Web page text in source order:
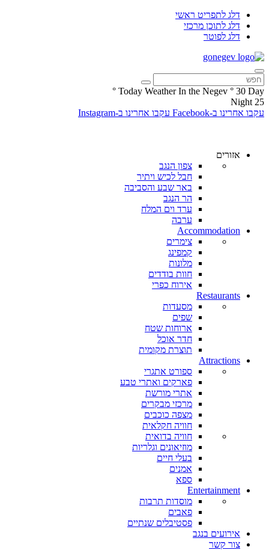
דלג לתפריט ראשי
דלג לתוכן מרכזי
דלג לפוטר
Today Weather In the Negev ° 30 Day
°
25
Night
עקבו אחרינו ב-Facebook
עקבו אחרינו ב-Instagram
אזורים
צפון הנגב
חבל לכיש ויתיר
באר שבע והסביבה
הר הנגב
ערד וים המלח
ערבה
Accommodation
צימרים
קמפינג
מלונות
חוות בודדים
אירוח כפרי
Restaurants
מסעדות
שפים
ארוחות שטח
חדר אוכל
תוצרת מקומית
Attractions
ספורט אתגרי
פארקים ואתרי טבע
אתרי מורשת
מרכזי מבקרים
מצפה כוכבים
חוויה חקלאית
חוויה בדואית
מוזיאונים וגלריות
בעלי חיים
אמנים
ספא
Entertainment
מוסדות תרבות
פאבים
פסטיבלים שנתיים
אירועים בנגב
צור קשר